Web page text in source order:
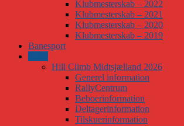
Klubmesterskab – 2022
Klubmesterskab – 2021
Klubmesterskab – 2020
Klubmesterskab – 2019
Banesport
Hill Climb Midtsjælland 2026
Generel information
RallyCentrum
Beboerinformation
Deltagerinformation
Tilskuerinformation